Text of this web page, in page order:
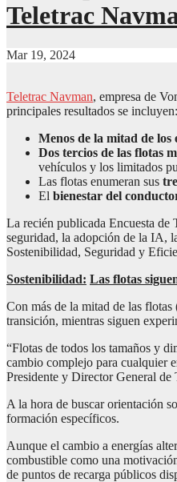
Teletrac
Mar 19, 2024
Teletrac Navman, empresa de
principales resultados se incluyen:
Menos de la mitad de los
Dos tercios de las flotas
vehículos y los limitados
Las flotas enumeran sus
El bienestar del
La recién publicada Encuesta de
seguridad, la adopción de la IA,
Sostenibilidad, Seguridad y
Sostenibilidad: Las flotas
Con más de la mitad de las
transición, mientras siguen
“Flotas de todos los tamaños y
cambio complejo para cualquier
Presidente y Director General de
A la hora de buscar orientación
formación específicos.
Aunque el cambio a energías
combustible como una
de puntos de recarga públicos